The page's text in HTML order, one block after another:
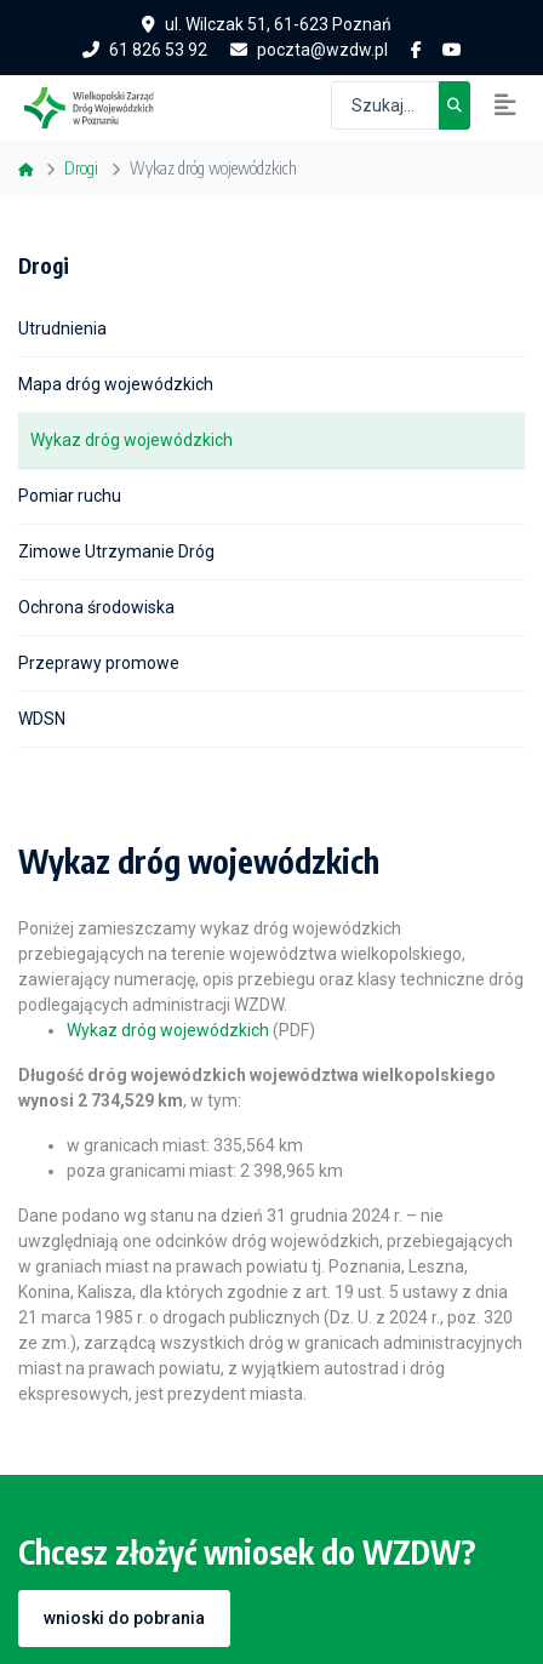
ul. Wilczak 51, 61-623 Poznań
61 826 53 92
poczta@wzdw.pl
Drogi Wykaz dróg wojewódzkich
Drogi
Utrudnienia
Mapa dróg wojewódzkich
Wykaz dróg wojewódzkich
Pomiar ruchu
Zimowe Utrzymanie Dróg
Ochrona środowiska
Przeprawy promowe
WDSN
Wykaz dróg wojewódzkich
Poniżej zamieszczamy wykaz dróg wojewódzkich
przebiegających na terenie województwa wielkopolskiego,
zawierający numerację, opis przebiegu oraz klasy techniczne dróg
podlegających administracji WZDW.
Wykaz dróg wojewódzkich (PDF)
Długość dróg wojewódzkich województwa wielkopolskiego
wynosi 2 734,529 km, w tym:
w granicach miast: 335,564 km
poza granicami miast: 2 398,965 km
Dane podano wg stanu na dzień 31 grudnia 2024 r. – nie
uwzględniają one odcinków dróg wojewódzkich, przebiegających
w graniach miast na prawach powiatu tj. Poznania, Leszna,
Konina, Kalisza, dla których zgodnie z art. 19 ust. 5 ustawy z dnia
21 marca 1985 r. o drogach publicznych (Dz. U. z 2024 r., poz. 320
ze zm.), zarządcą wszystkich dróg w granicach administracyjnych
miast na prawach powiatu, z wyjątkiem autostrad i dróg
ekspresowych, jest prezydent miasta.
Chcesz złożyć wniosek do WZDW?
wnioski do pobrania